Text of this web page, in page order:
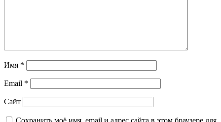
Имя *
Email *
Сайт
Сохранить моё имя, email и адрес сайта в этом браузере для